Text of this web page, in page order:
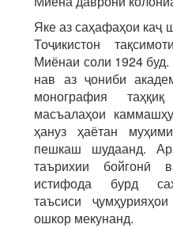
Яке аз саҳафаҳои каҷ
Тоҷикистон
Миёнаи соли 1924
нав аз ҷониби
монография
масъалаҳои
ҳануз ҳаётан
пешкаш шудаанд.
таърихии бойгонӣ
истифода бурд
таъсиси
ошкор мекунанд.